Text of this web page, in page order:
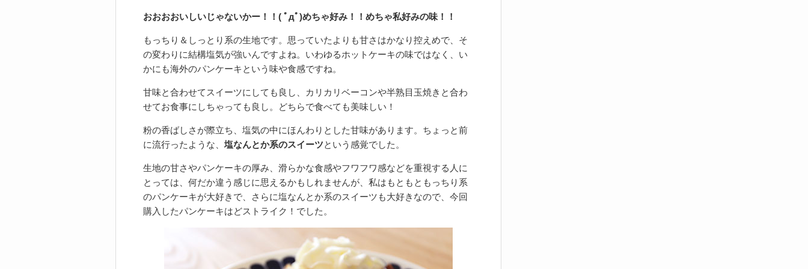
おおおおいしいじゃないかー！！( ﾟдﾟ)めちゃ好み！！めちゃ私好みの味！！
もっちり＆しっとり系の生地です。思っていたよりも甘さはかなり控えめで、そ
の変わりに結構塩気が強いんですよね。いわゆるホットケーキの味ではなく、い
かにも海外のパンケーキという味や食感ですね。
甘味と合わせてスイーツにしても良し、カリカリベーコンや半熟目玉焼きと合わ
せてお食事にしちゃっても良し。どちらで食べても美味しい！
粉の香ばしさが際立ち、塩気の中にほんわりとした甘味があります。ちょっと前
に流行ったような、 塩なんとか系のスイーツという感覚でした。
生地の甘さやパンケーキの厚み、滑らかな食感やフワフワ感などを重視する人に
とっては、何だか違う感じに思えるかもしれませんが、私はもともともっちり系
のパンケーキが大好きで、さらに塩なんとか系のスイーツも大好きなので、今回
購入したパンケーキはどストライク！でした。